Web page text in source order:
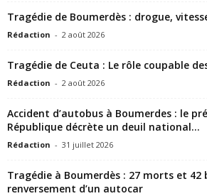
Tragédie de Boumerdès : drogue,
Rédaction - 2 août 2026
Tragédie de Ceuta : Le rôle coupable
Rédaction - 2 août 2026
Accident d’autobus à Boumerdes : le
République décrète un deuil national...
Rédaction - 31 juillet 2026
Tragédie à Boumerdès : 27 morts et 42
renversement d’un autocar